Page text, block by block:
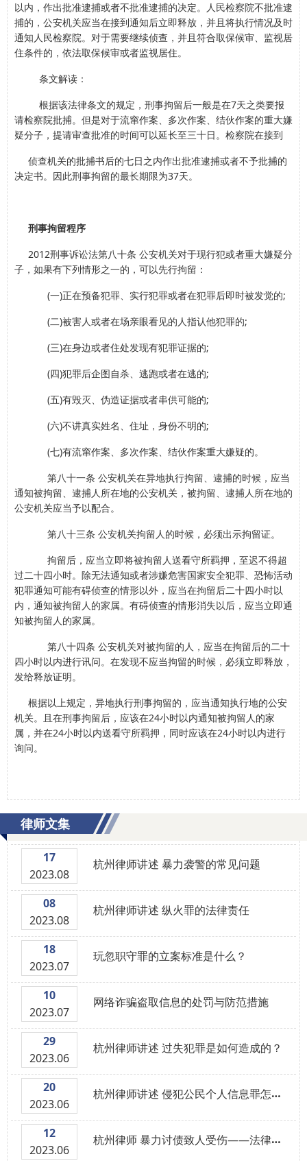
以内，作出批准逮捕或者不批准逮捕的决定。人民检察院不批准逮
捕的，公安机关应当在接到通知后立即释放，并且将执行情况及时
通知人民检察院。对于需要继续侦查，并且符合取保候审、监视居
住条件的，依法取保候审或者监视居住。
条文解读：
根据该法律条文的规定，刑事拘留后一般是在7天之类要报
请检察院批捕。但是对于流窜作案、多次作案、结伙作案的重大嫌
疑分子，提请审查批准的时间可以延长至三十日。检察院在接到
侦查机关的批捕书后的七日之内作出批准逮捕或者不予批捕的
决定书。因此刑事拘留的最长期限为37天。
刑事拘留程序
2012刑事诉讼法第八十条 公安机关对于现行犯或者重大嫌疑分
子，如果有下列情形之一的，可以先行拘留：
(一)正在预备犯罪、实行犯罪或者在犯罪后即时被发觉的;
(二)被害人或者在场亲眼看见的人指认他犯罪的;
(三)在身边或者住处发现有犯罪证据的;
(四)犯罪后企图自杀、逃跑或者在逃的;
(五)有毁灭、伪造证据或者串供可能的;
(六)不讲真实姓名、住址，身份不明的;
(七)有流窜作案、多次作案、结伙作案重大嫌疑的。
第八十一条 公安机关在异地执行拘留、逮捕的时候，应当
通知被拘留、逮捕人所在地的公安机关，被拘留、逮捕人所在地的
公安机关应当予以配合。
第八十三条 公安机关拘留人的时候，必须出示拘留证。
拘留后，应当立即将被拘留人送看守所羁押，至迟不得超
过二十四小时。除无法通知或者涉嫌危害国家安全犯罪、恐怖活动
犯罪通知可能有碍侦查的情形以外，应当在拘留后二十四小时以
内，通知被拘留人的家属。有碍侦查的情形消失以后，应当立即通
知被拘留人的家属。
第八十四条 公安机关对被拘留的人，应当在拘留后的二十
四小时以内进行讯问。在发现不应当拘留的时候，必须立即释放，
发给释放证明。
根据以上规定，异地执行刑事拘留的，应当通知执行地的公安
机关。且在刑事拘留后，应该在24小时以内通知被拘留人的家
属，并在24小时以内送看守所羁押，同时应该在24小时以内进行
询问。
律师文集
17
2023.08
杭州律师讲述 暴力袭警的常见问题
08
2023.08
杭州律师讲述 纵火罪的法律责任
18
2023.07
玩忽职守罪的立案标准是什么？
10
2023.07
网络诈骗盗取信息的处罚与防范措施
29
2023.06
杭州律师讲述 过失犯罪是如何造成的？
20
2023.06
杭州律师讲述 侵犯公民个人信息罪怎么处理
12
2023.06
杭州律师 暴力讨债致人受伤——法律责任与应对措施